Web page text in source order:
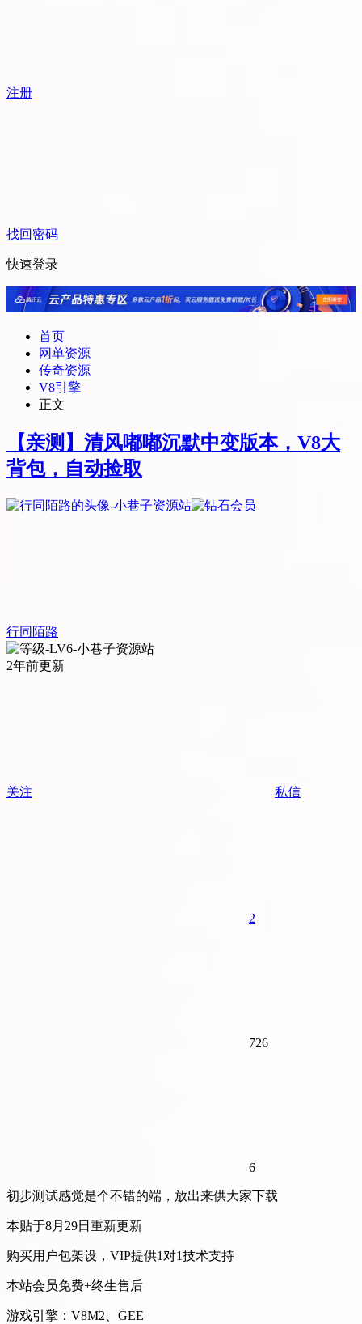
注册
找回密码
快速登录
首页
网单资源
传奇资源
V8引擎
正文
【亲测】清风嘟嘟沉默中变版本，V8大
背包，自动捡取
行同陌路
2年前更新
关注 私信
2
726
6
初步测试感觉是个不错的端，放出来供大家下载
本贴于8月29日重新更新
购买用户包架设，VIP提供1对1技术支持
本站会员免费+终生售后
游戏引擎：V8M2、GEE